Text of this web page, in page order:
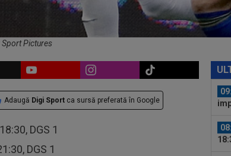
Pictures
Adaugă Digi Sport ca sursă preferată în Google
DGS 1
DGS 1
la